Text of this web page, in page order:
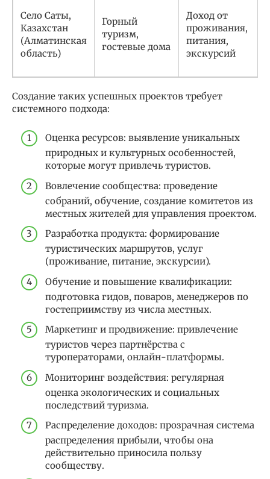
Село Саты,
Казахстан
(Алматинская
область)
Горный
туризм,
гостевые дома
Доход от
проживания,
питания,
экскурсий
Создание таких успешных проектов требует
системного подхода:
Оценка ресурсов: выявление уникальных
природных и культурных особенностей,
которые могут привлечь туристов.
Вовлечение сообщества: проведение
собраний, обучение, создание комитетов из
местных жителей для управления проектом.
Разработка продукта: формирование
туристических маршрутов, услуг
(проживание, питание, экскурсии).
Обучение и повышение квалификации:
подготовка гидов, поваров, менеджеров по
гостеприимству из числа местных.
Маркетинг и продвижение: привлечение
туристов через партнёрства с
туроператорами, онлайн-платформы.
Мониторинг воздействия: регулярная
оценка экологических и социальных
последствий туризма.
Распределение доходов: прозрачная система
распределения прибыли, чтобы она
действительно приносила пользу
сообществу.